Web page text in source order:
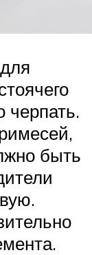
черпать.
быть